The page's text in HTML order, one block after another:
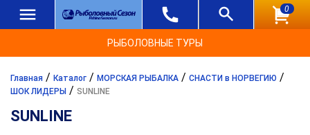
0
РЫБОЛОВНЫЕ ТУРЫ
Главная / Каталог / МОРСКАЯ РЫБАЛКА / СНАСТИ в НОРВЕГИЮ /
ШОК ЛИДЕРЫ / SUNLINE
SUNLINE